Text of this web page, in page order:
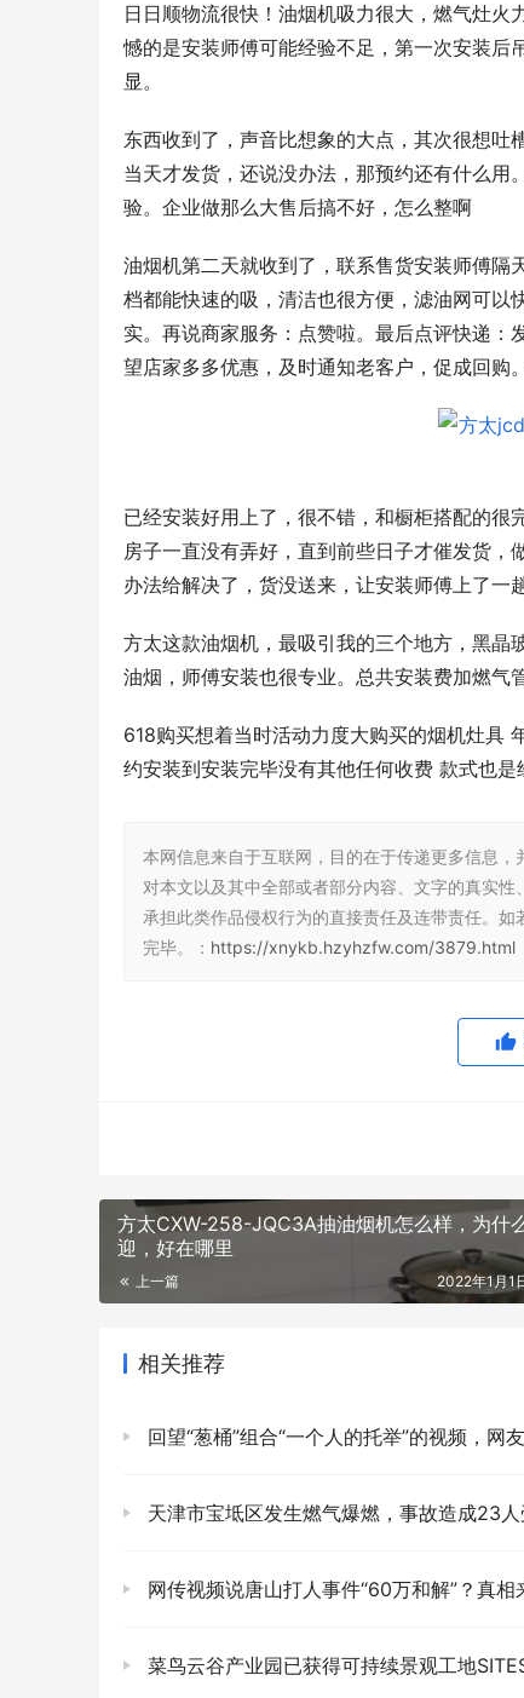
日日顺物流很快！油烟机吸力很大，燃气灶
憾的是安装师傅可能经验不足，第一次安装后
显。
东西收到了，声音比想象的大点，其次很想吐
当天才发货，还说没办法，那预约还有什么
验。企业做那么大售后搞不好，怎么整啊
油烟机第二天就收到了，联系售货安装师傅隔
档都能快速的吸，清洁也很方便，滤油网可以
实。再说商家服务：点赞啦。最后点评快递
望店家多多优惠，及时通知老客户，促成回购
已经安装好用上了，很不错，和橱柜搭配的很
房子一直没有弄好，直到前些日子才催发货
办法给解决了，货没送来，让安装师傅上了
方太这款油烟机，最吸引我的三个地方，黑晶
油烟，师傅安装也很专业。总共安装费加燃气
618购买想着当时活动力度大购买的烟机灶具
约安装到安装完毕没有其他任何收费 款式也
本网信息来自于互联网，目的在于传递更多信息
对本文以及其中全部或者部分内容、文字的真实
承担此类作品侵权行为的直接责任及连带责任。
完毕。： https://xnykb.hzyhzfw.com/3879.html
方太CXW-258-JQC3A抽油烟机怎么样，为什
迎，好在哪里
上一篇 2022年1月1
相关推荐
回望“葱桶”组合“一个人的托举”的视频，网友“
天津市宝坻区发生燃气爆燃，事故造成23人受伤，其中3人
网传视频说唐山打人事件“60万和解”？真相来了 当事人：非涉事人，视
菜鸟云谷产业园已获得可持续景观工地SITES黄